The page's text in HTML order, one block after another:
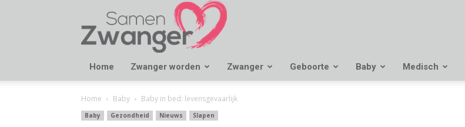
Samen
Zwanger
Home Zwanger worden Zwanger Geboorte Baby Medisch
Home Baby Baby in bed: levensgevaarlijk
Baby Gezondheid Nieuws Slapen